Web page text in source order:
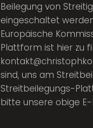
Beilegung von
eingeschaltet
Europäische
Plattform ist hier zu
sind, uns am
Streitbeilegungs-
bitte unsere obige